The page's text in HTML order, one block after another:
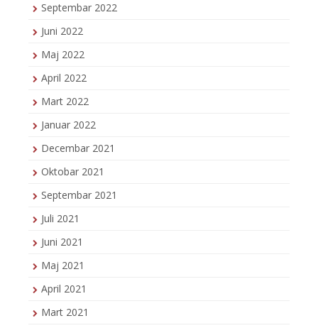
Septembar 2022
Juni 2022
Maj 2022
April 2022
Mart 2022
Januar 2022
Decembar 2021
Oktobar 2021
Septembar 2021
Juli 2021
Juni 2021
Maj 2021
April 2021
Mart 2021